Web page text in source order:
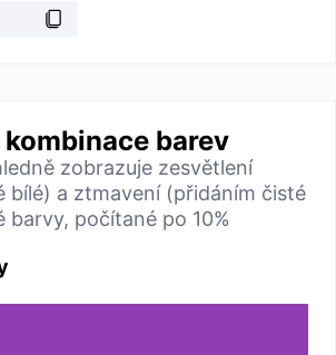
barev
zobrazuje zesvětlení
bílé) a ztmavení (přidáním čisté
barvy, počítané po 10%